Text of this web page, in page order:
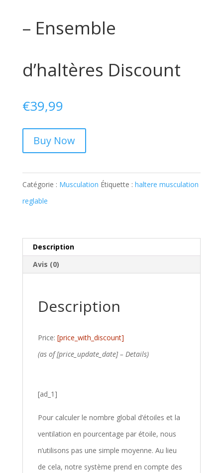
– Ensemble
d’haltères Discount
€39,99
Buy Now
Catégorie : Musculation Étiquette : haltere musculation
reglable
Description
Avis (0)
Description
Price: [price_with_discount]
(as of [price_update_date] – Details)
[ad_1]
Pour calculer le nombre global d’étoiles et la
ventilation en pourcentage par étoile, nous
n’utilisons pas une simple moyenne. Au lieu
de cela, notre système prend en compte des